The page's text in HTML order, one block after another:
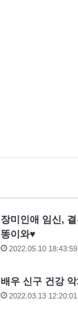
장미인애 임신,
똥이와♥
2022.05.10 18:43:59
배우 신구 건강
2022.03.13 12:20:01